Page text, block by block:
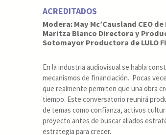
ACREDITADOS
Modera: May Mc’Causland CEO de
Maritza Blanco Directora y
Sotomayor Productora de LULO
En la industria audiovisual se habla
mecanismos de financiación.. Pocas
que realmente permiten que una obra
tiempo. Este conversatorio reunirá
de temas como confianza, activos
proyecto antes de buscar aliados
estrategia para crecer.